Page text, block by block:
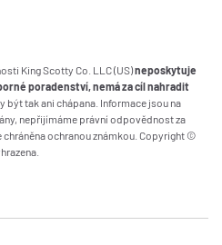
King Scotty Co. LLC (US)neposkytuje
poradenství, nemá za cíl nahradit
být tak ani chápana. Informace jsou na
nepřijímáme právní odpovědnost za
chráněna ochranou známkou. Copyright ©